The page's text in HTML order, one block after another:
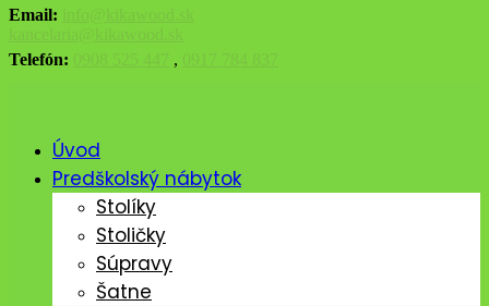
Email:
Telefón:
,
Úvod
Predškolský nábytok
Stolíky
Stoličky
Súpravy
Šatne